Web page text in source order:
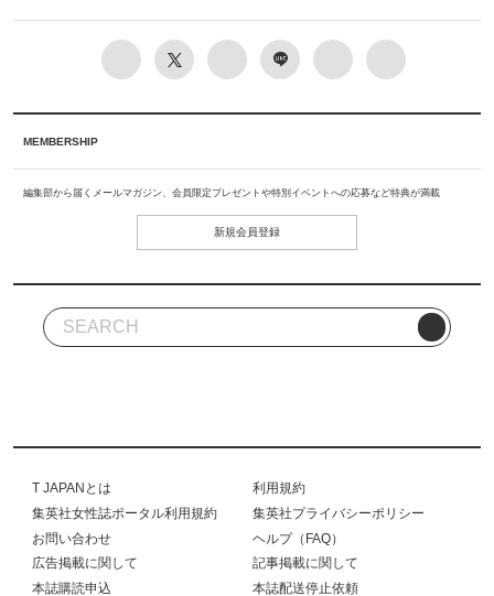
MEMBERSHIP
編集部から届くメールマガジン、会員限定プレゼントや特別イベントへの応募など特典が満載
新規会員登録
T JAPANとは
利用規約
集英社女性誌ポータル利用規約
集英社プライバシーポリシー
お問い合わせ
ヘルプ（FAQ）
広告掲載に関して
記事掲載に関して
本誌購読申込
本誌配送停止依頼